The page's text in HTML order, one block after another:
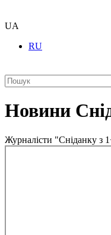
UA
RU
Новини
Журналісти "Сніданку з